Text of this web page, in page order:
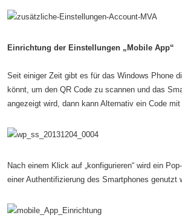
Einrichtung der Einstellungen „Mobile App“
Seit einiger Zeit gibt es für das Windows Phone
könnt, um den QR Code zu scannen und das
angezeigt wird, dann kann Alternativ ein Code
Nach einem Klick auf „konfigurieren“ wird ein
einer Authentifizierung des Smartphones genutzt